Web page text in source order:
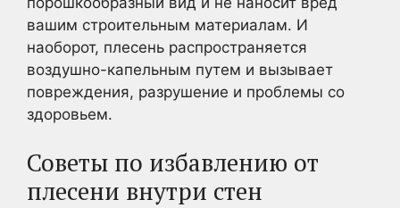
вашим строительным материалам. И
наоборот, плесень распространяется
воздушно-капельным путем и вызывает
повреждения, разрушение и проблемы со
здоровьем.
Советы по избавлению от
плесени внутри стен